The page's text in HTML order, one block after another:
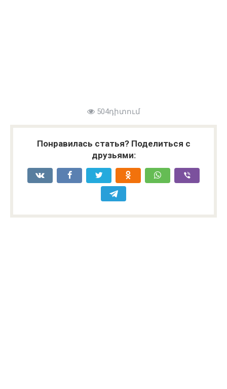
504դիտում
Понравилась статья? Поделиться с
друзьями: